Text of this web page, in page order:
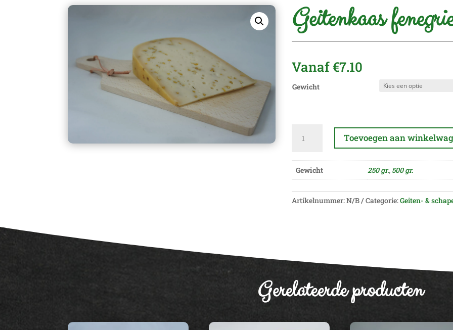
Geitenkaas
Vanaf€7.10
Gewicht
fenegriek
Toevoegen aan
t
e
r
v
:
Gewicht 250 gr., 500 gr.
Artikelnummer:N/B Categorie:Geiten- &
Gerelateerde producten